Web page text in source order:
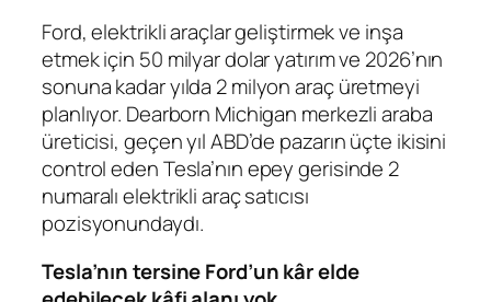
Ford, elektrikli araçlar geliştirmek ve inşa
etmek için 50 milyar dolar yatırım ve 2026’nın
sonuna kadar yılda 2 milyon araç üretmeyi
planlıyor. Dearborn Michigan merkezli araba
üreticisi, geçen yıl ABD’de pazarın üçte ikisini
control eden Tesla’nın epey gerisinde 2
numaralı elektrikli araç satıcısı
pozisyonundaydı.
Tesla’nın tersine Ford’un kâr elde